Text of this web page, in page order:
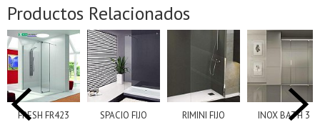
Productos Relacionados
FRESH FR423 SPACIO FIJO RIMINI FIJO INOX BATH 3